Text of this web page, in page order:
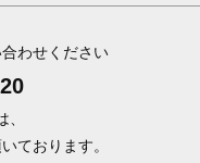
わせください
ております。